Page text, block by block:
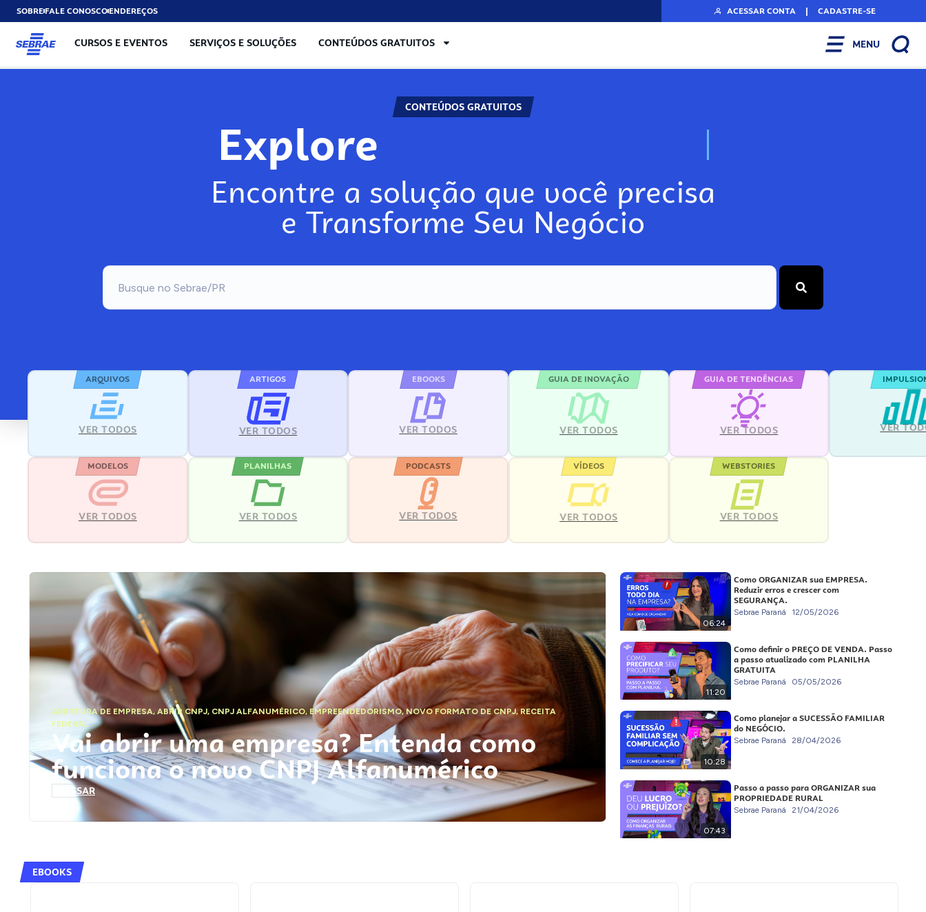
SOBREFALE CONOSCOENDEREÇOS ACESSAR CONTA | CADASTRE-SE
CURSOS E EVENTOS SERVIÇOS E SOLUÇÕES CONTEÚDOS GRATUITOS MENU
CONTEÚDOS GRATUITOS
Explore N
Encontre a solução que você precisa
e Transforme Seu Negócio
ARQUIVOS
VER TODOS
ARTIGOS
VER TODOS
EBOOKS
VER TODOS
GUIA DE INOVAÇÃO
VER TODOS
GUIA DE TENDÊNCIAS
VER TODOS VER
MODELOS
VER TODOS
PLANILHAS
VER TODOS
PODCASTS
VER TODOS
VÍDEOS
VER TODOS
WEBSTORIES
VER TODOS
ABERTURA DE EMPRESA,ABRIR CNPJ, CNPJ ALFANUMÉRICO, EMPREENDEDORISMO,NOVO FORMATO DE CNPJ,RECEITA
FEDERAL
Vai abrir uma empresa? Entenda como
funciona o novo CNPJ Alfanumérico
ACESSAR
06:24
Como ORGANIZAR sua EMPRESA.
Reduzir erros e crescer com
SEGURANÇA.
Sebrae Paraná 12/05/2026
11:20
Como definir o PREÇO DE VENDA. Passo
a passo atualizado com PLANILHA
GRATUITA
Sebrae Paraná 05/05/2026
10:28
Como planejar a SUCESSÃO FAMILIAR
do NEGÓCIO.
Sebrae Paraná 28/04/2026
07:43
Passo a passo para ORGANIZAR sua
PROPRIEDADE RURAL
Sebrae Paraná 21/04/2026
EBOOKS